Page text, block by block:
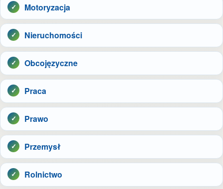
Motoryzacja
Nieruchomości
Obcojęzyczne
Praca
Prawo
Przemysł
Rolnictwo